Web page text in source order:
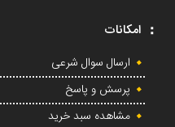
امکانات
ارسال سوال شرعی
پرسش و پاسخ
مشاهده سبد خرید